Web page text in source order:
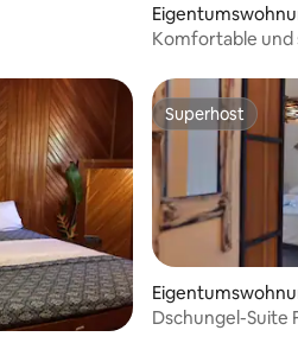
n
Komfortable und
Superhost
Superhost
Viejo de
Dschungel-Suite